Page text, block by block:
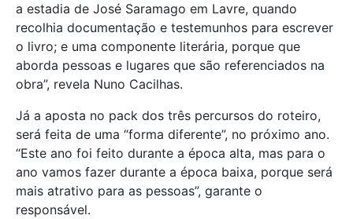
a estadia de José Saramago em Lavre, quando
recolhia documentação e testemunhos para escrever
o livro; e uma componente literária, porque que
aborda pessoas e lugares que são referenciados na
obra”, revela Nuno Cacilhas.
Já a aposta no pack dos três percursos do roteiro,
será feita de uma “forma diferente”, no próximo ano.
“Este ano foi feito durante a época alta, mas para o
ano vamos fazer durante a época baixa, porque será
mais atrativo para as pessoas”, garante o
responsável.